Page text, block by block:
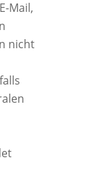
Mail,
nicht